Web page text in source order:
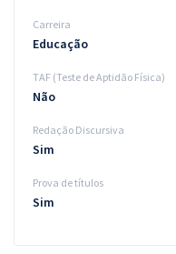
Carreira
Educação
TAF (Teste de Aptidão Física)
Não
Redação Discursiva
Sim
Prova de títulos
Sim